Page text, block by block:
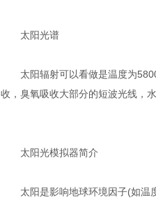
太阳光谱
太阳辐射可以看做是温度为
收，臭氧吸收大部分的短波光线，
太阳光模拟器简介
太阳是影响地球环境因子(如温度